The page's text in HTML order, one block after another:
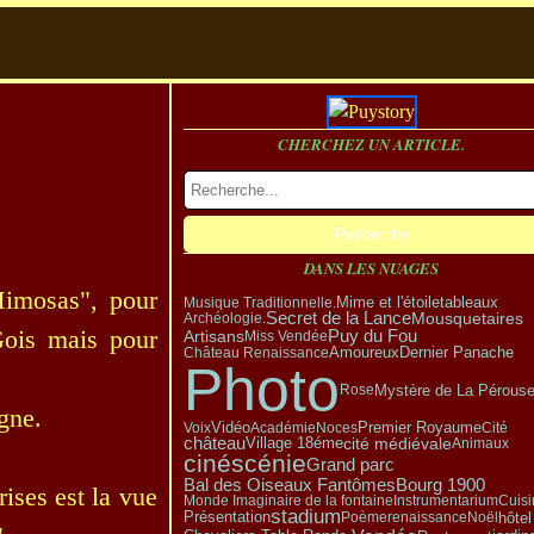
pour
mais pour
est la vue
CHERCHEZ UN ARTICLE.
DANS LES NUAGES
Musique Traditionnelle. Mime et l'étoiletableaux
Archéologie.Secret de la LanceMousquetaires
ArtisansMiss VendéePuy du Fou
Château RenaissanceAmoureux Dernier Panache
Photo RoseMystère de La
VoixVidéoAcadémieNocesPremier RoyaumeCité
châteauVillage 18émecité médiévaleAnimaux
cinéscénieGrand parc
Bal des Oiseaux FantômesBourg 1900
Monde Imaginaire de la fontaine Instrumentarium
Présentationstadium Poèmerenaissance Noël hôtel